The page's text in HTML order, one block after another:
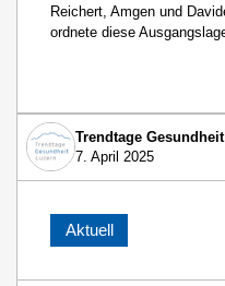
Reichert, Amgen und
ordnete diese
Trendtage
7. April 2025
Aktuell